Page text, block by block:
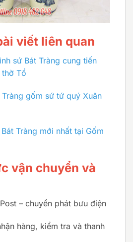
viết liên quan
sứ Bát Tràng cung tiến
Tổ
gốm sứ tứ quý Xuân
Tràng mới nhất tại Gốm
vận chuyển và
– chuyển phát bưu điện
hàng, kiểm tra và thanh